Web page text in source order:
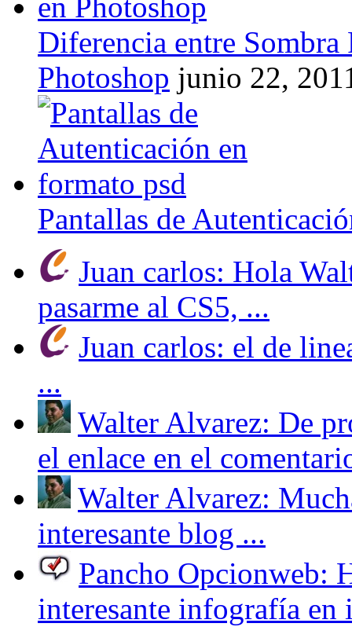
Diferencia entre
Photoshop junio 22,
Pantallas de
Juan carlos: Hola
pasarme al CS5, ...
Juan carlos: el de
...
Walter Alvarez: De
el enlace en el
Walter Alvarez:
interesante blog ...
Pancho Opcionweb:
interesante infografía en